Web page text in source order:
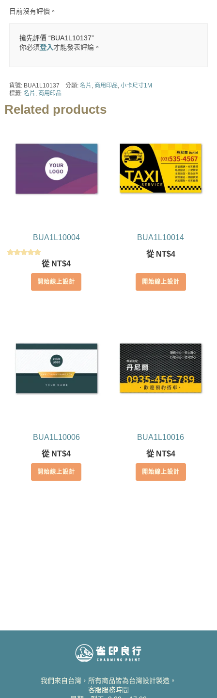
目前沒有評價。
搶先評價 “BUA1L10137”
你必須登入才能發表評論。
貨號: BUA1L10137 分類: 名片 商用印品 小卡尺寸1M
標籤: 名片 商用印品
Related products
BUA1L10004
滿分 5
從 NT$4
開始線上設計
BUA1L10014
從 NT$4
開始線上設計
BUA1L10006
從 NT$4
開始線上設計
BUA1L10016
從 NT$4
開始線上設計
我們來自台灣，所有商品皆為台灣設計製造。
客服服務時間